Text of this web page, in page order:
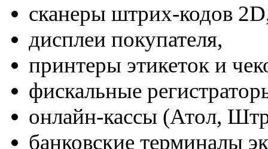
сканеры штрих-кодов
дисплеи покупателя,
принтеры этикеток и
фискальные
онлайн-кассы (Атол,
банковские терминалы